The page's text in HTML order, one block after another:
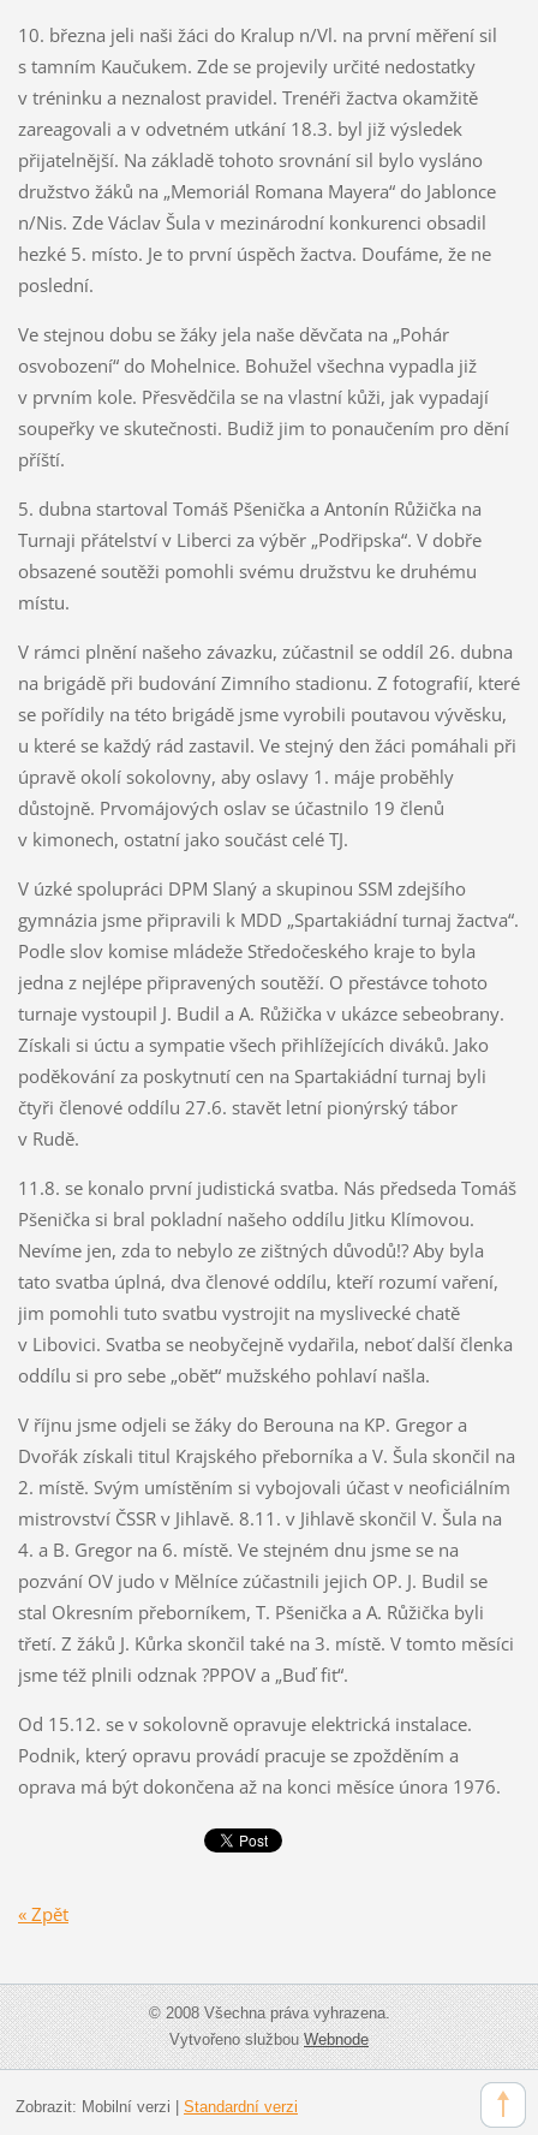
10. března jeli naši žáci do Kralup n/Vl. na první měření sil
s tamním Kaučukem. Zde se projevily určité nedostatky
v tréninku a neznalost pravidel. Trenéři žactva okamžitě
zareagovali a v odvetném utkání 18.3. byl již výsledek
přijatelnější. Na základě tohoto srovnání sil bylo vysláno
družstvo žáků na „Memoriál Romana Mayera“ do Jablonce
n/Nis. Zde Václav Šula v mezinárodní konkurenci obsadil
hezké 5. místo. Je to první úspěch žactva. Doufáme, že ne
poslední.
Ve stejnou dobu se žáky jela naše děvčata na „Pohár
osvobození“ do Mohelnice. Bohužel všechna vypadla již
v prvním kole. Přesvědčila se na vlastní kůži, jak vypadají
soupeřky ve skutečnosti. Budiž jim to ponaučením pro dění
příští.
5. dubna startoval Tomáš Pšenička a Antonín Růžička na
Turnaji přátelství v Liberci za výběr „Podřipska“. V dobře
obsazené soutěži pomohli svému družstvu ke druhému
místu.
V rámci plnění našeho závazku, zúčastnil se oddíl 26. dubna
na brigádě při budování Zimního stadionu. Z fotografií, které
se pořídily na této brigádě jsme vyrobili poutavou vývěsku,
u které se každý rád zastavil. Ve stejný den žáci pomáhali při
úpravě okolí sokolovny, aby oslavy 1. máje proběhly
důstojně. Prvomájových oslav se účastnilo 19 členů
v kimonech, ostatní jako součást celé TJ.
V úzké spolupráci DPM Slaný a skupinou SSM zdejšího
gymnázia jsme připravili k MDD „Spartakiádní turnaj žactva“.
Podle slov komise mládeže Středočeského kraje to byla
jedna z nejlépe připravených soutěží. O přestávce tohoto
turnaje vystoupil J. Budil a A. Růžička v ukázce sebeobrany.
Získali si úctu a sympatie všech přihlížejících diváků. Jako
poděkování za poskytnutí cen na Spartakiádní turnaj byli
čtyři členové oddílu 27.6. stavět letní pionýrský tábor
v Rudě.
11.8. se konalo první judistická svatba. Nás předseda Tomáš
Pšenička si bral pokladní našeho oddílu Jitku Klímovou.
Nevíme jen, zda to nebylo ze zištných důvodů!? Aby byla
tato svatba úplná, dva členové oddílu, kteří rozumí vaření,
jim pomohli tuto svatbu vystrojit na myslivecké chatě
v Libovici. Svatba se neobyčejně vydařila, neboť další členka
oddílu si pro sebe „oběť“ mužského pohlaví našla.
V říjnu jsme odjeli se žáky do Berouna na KP. Gregor a
Dvořák získali titul Krajského přeborníka a V. Šula skončil na
2. místě. Svým umístěním si vybojovali účast v neoficiálním
mistrovství ČSSR v Jihlavě. 8.11. v Jihlavě skončil V. Šula na
4. a B. Gregor na 6. místě. Ve stejném dnu jsme se na
pozvání OV judo v Mělníce zúčastnili jejich OP. J. Budil se
stal Okresním přeborníkem, T. Pšenička a A. Růžička byli
třetí. Z žáků J. Kůrka skončil také na 3. místě. V tomto měsíci
jsme též plnili odznak ?PPOV a „Buď fit“.
Od 15.12. se v sokolovně opravuje elektrická instalace.
Podnik, který opravu provádí pracuje se zpožděním a
oprava má být dokončena až na konci měsíce února 1976.
« Zpět
© 2008 Všechna práva vyhrazena.
Vytvořeno službouWebnode
Zobrazit: Mobilní verzi Standardní verzi